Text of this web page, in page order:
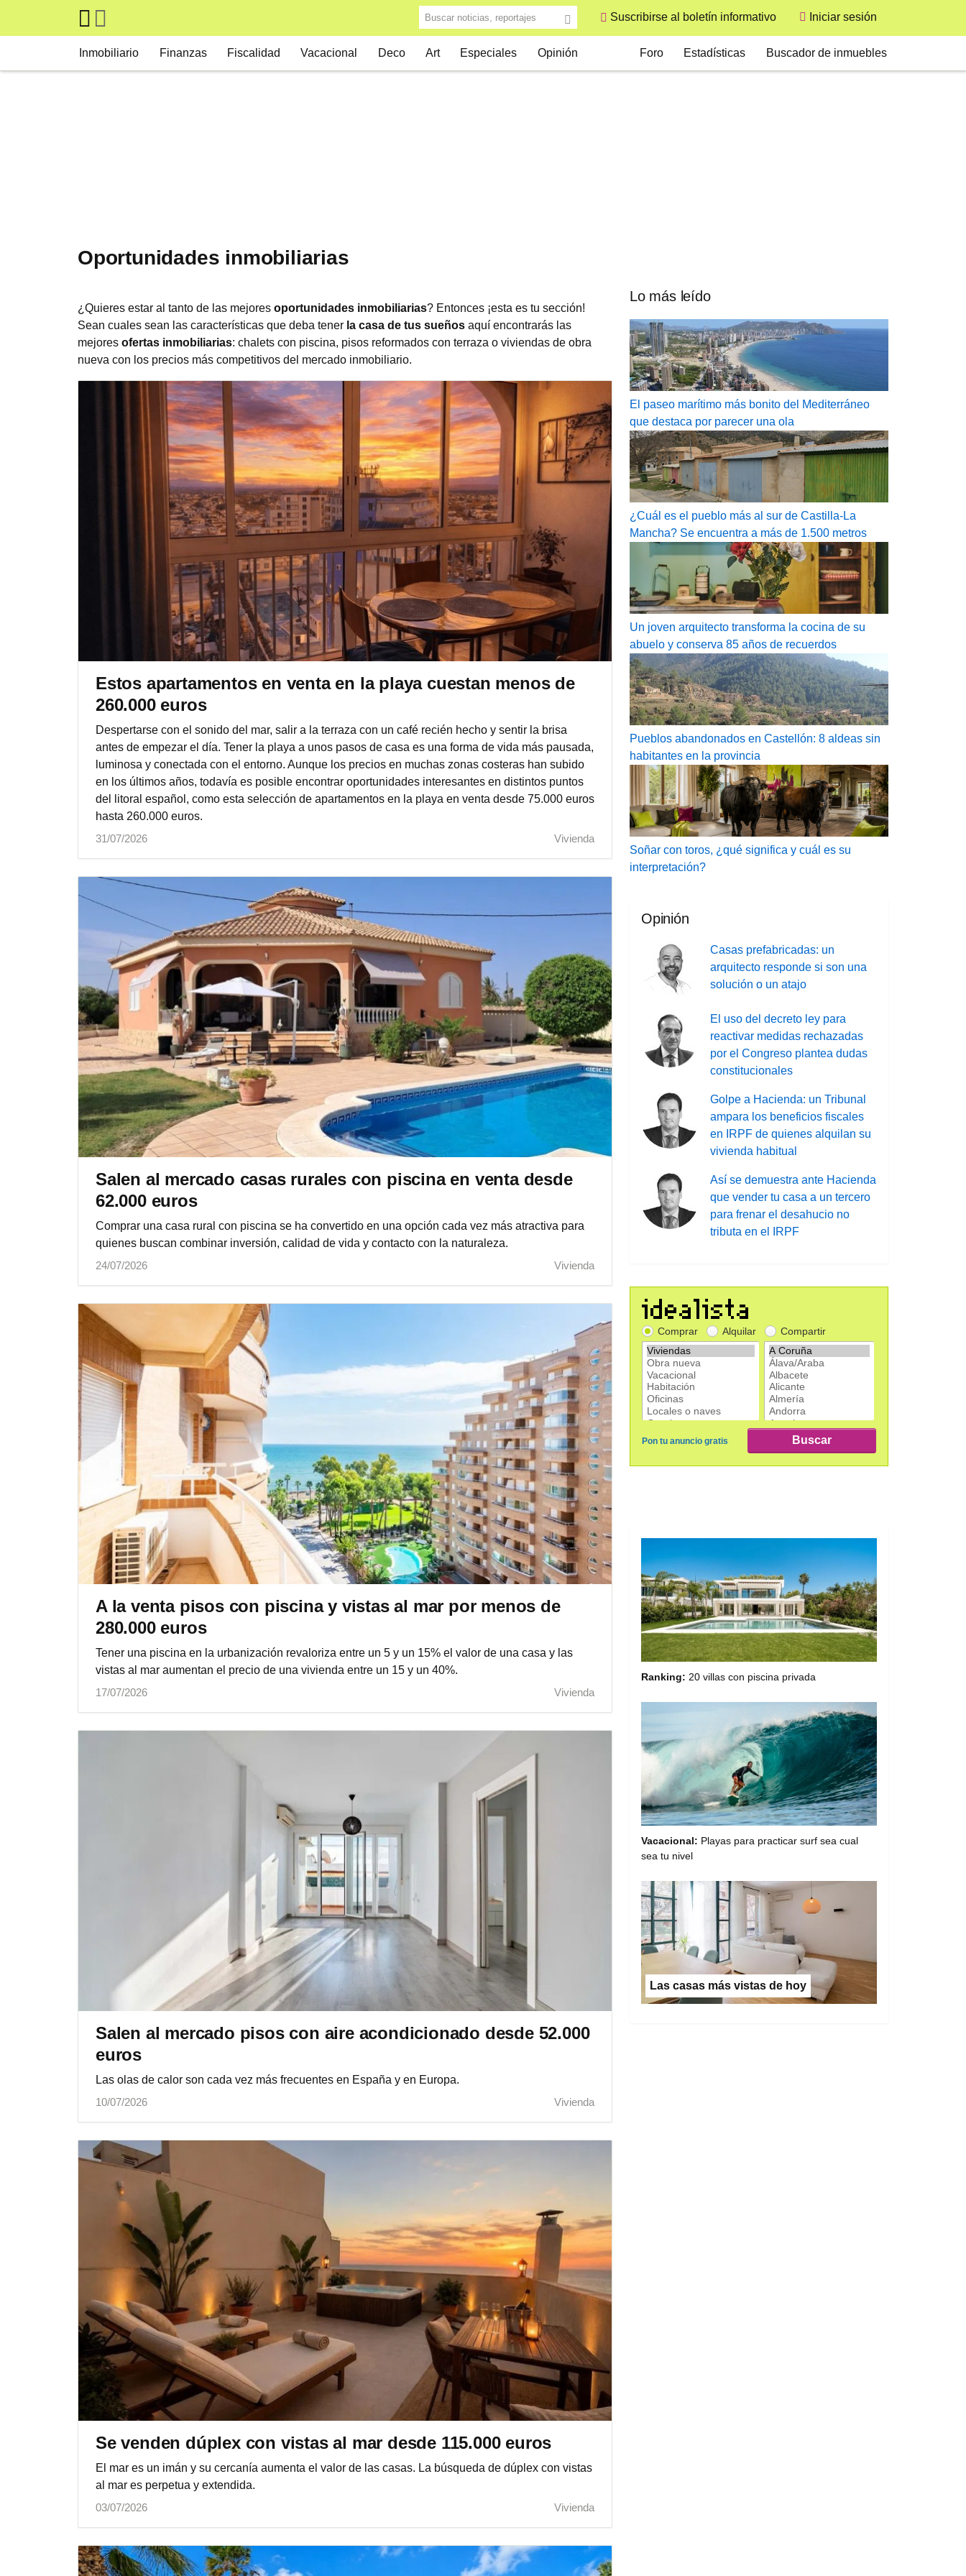
Skip to main content Buscar noticias, reportajes Suscribirse al boletín informativo Iniciar sesión
Inmobiliario Finanzas Fiscalidad Vacacional Deco Art Especiales Opinión Foro Estadísticas Buscador de inmuebles
Oportunidades inmobiliarias
¿Quieres estar al tanto de las mejores oportunidades inmobiliarias? Entonces ¡esta es tu sección!
Sean cuales sean las características que deba tener la casa de tus sueños aquí encontrarás las
mejores ofertas inmobiliarias: chalets con piscina, pisos reformados con terraza o viviendas de obra
nueva con los precios más competitivos del mercado inmobiliario.
Estos apartamentos en venta en la playa cuestan menos de
260.000 euros
Despertarse con el sonido del mar, salir a la terraza con un café recién hecho y sentir la brisa
antes de empezar el día. Tener la playa a unos pasos de casa es una forma de vida más pausada,
luminosa y conectada con el entorno. Aunque los precios en muchas zonas costeras han subido
en los últimos años, todavía es posible encontrar oportunidades interesantes en distintos puntos
del litoral español, como esta selección de apartamentos en la playa en venta desde 75.000 euros
hasta 260.000 euros.
31/07/2026
Vivienda
Salen al mercado casas rurales con piscina en venta desde
62.000 euros
Comprar una casa rural con piscina se ha convertido en una opción cada vez más atractiva para
quienes buscan combinar inversión, calidad de vida y contacto con la naturaleza.
24/07/2026
Vivienda
A la venta pisos con piscina y vistas al mar por menos de
280.000 euros
Tener una piscina en la urbanización revaloriza entre un 5 y un 15% el valor de una casa y las
vistas al mar aumentan el precio de una vivienda entre un 15 y un 40%.
17/07/2026
Vivienda
Salen al mercado pisos con aire acondicionado desde 52.000
euros
Las olas de calor son cada vez más frecuentes en España y en Europa.
10/07/2026
Vivienda
Se venden dúplex con vistas al mar desde 115.000 euros
El mar es un imán y su cercanía aumenta el valor de las casas. La búsqueda de dúplex con vistas
al mar es perpetua y extendida.
03/07/2026
Vivienda
Lo más leído
El paseo marítimo más bonito del Mediterráneo
que destaca por parecer una ola
¿Cuál es el pueblo más al sur de Castilla-La
Mancha? Se encuentra a más de 1.500 metros
Un joven arquitecto transforma la cocina de su
abuelo y conserva 85 años de recuerdos
Pueblos abandonados en Castellón: 8 aldeas sin
habitantes en la provincia
Soñar con toros, ¿qué significa y cuál es su
interpretación?
Opinión
Casas prefabricadas: un
arquitecto responde si son una
solución o un atajo
El uso del decreto ley para
reactivar medidas rechazadas
por el Congreso plantea dudas
constitucionales
Golpe a Hacienda: un Tribunal
ampara los beneficios fiscales
en IRPF de quienes alquilan su
vivienda habitual
Así se demuestra ante Hacienda
que vender tu casa a un tercero
para frenar el desahucio no
tributa en el IRPF
Ranking: 20 villas con piscina privada
Vacacional: Playas para practicar surf sea cual
sea tu nivel
Las casas más vistas de hoy